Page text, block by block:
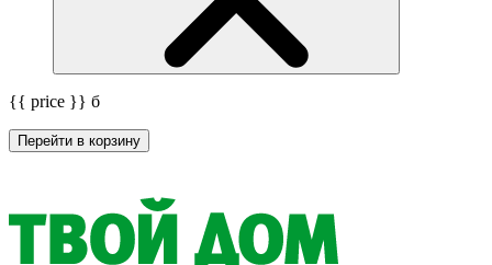
{{ price }} б
Перейти в корзину